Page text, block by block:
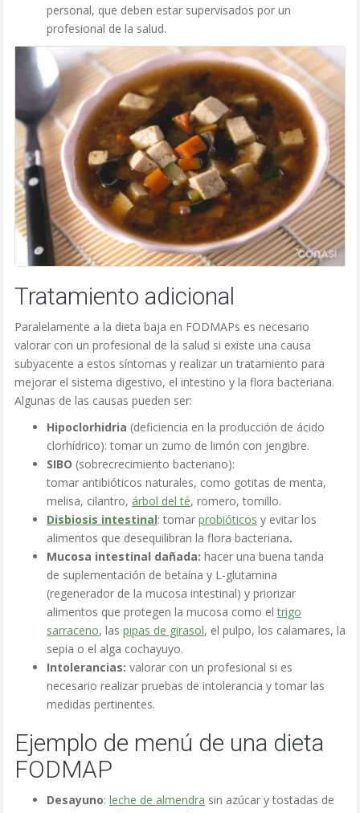
personal, que deben estar supervisados por un
profesional de la salud.
Tratamiento adicional
Paralelamente a la dieta baja en FODMAPs es necesario
valorar con un profesional de la salud si existe una causa
subyacente a estos síntomas y realizar un tratamiento para
mejorar el sistema digestivo, el intestino y la flora bacteriana.
Algunas de las causas pueden ser:
Hipoclorhidria (deficiencia en la producción de ácido
clorhídrico): tomar un zumo de limón con jengibre.
SIBO (sobrecrecimiento bacteriano):
tomar antibióticos naturales, como gotitas de menta,
melisa, cilantro, árbol del té, romero, tomillo.
Disbiosis intestinal: tomar probióticos y evitar los
alimentos que desequilibran la flora bacteriana.
Mucosa intestinal dañada: hacer una buena tanda
de suplementación de betaína y L-glutamina
(regenerador de la mucosa intestinal) y priorizar
alimentos que protegen la mucosa como eltrigo
sarraceno, las pipas de girasol, el pulpo, los calamares, la
sepia o el alga cochayuyo.
Intolerancias: valorar con un profesional si es
necesario realizar pruebas de intolerancia y tomar las
medidas pertinentes.
Ejemplo de menú de una dieta
FODMAP
Desayuno: leche de almendra sin azúcar y tostadas de